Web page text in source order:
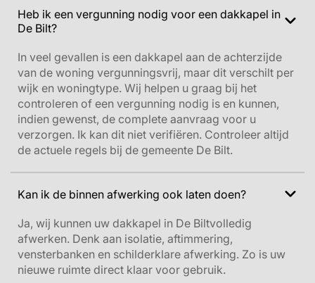
Heb ik een vergunning nodig voor een dakkapel in
De Bilt?
In veel gevallen is een dakkapel aan de achterzijde
van de woning vergunningsvrij, maar dit verschilt per
wijk en woningtype. Wij helpen u graag bij het
controleren of een vergunning nodig is en kunnen,
indien gewenst, de complete aanvraag voor u
verzorgen. Ik kan dit niet verifiëren. Controleer altijd
de actuele regels bij de gemeente De Bilt.
Kan ik de binnen afwerking ook laten doen?
Ja, wij kunnen uw dakkapel in De Biltvolledig
afwerken. Denk aan isolatie, aftimmering,
vensterbanken en schilderklare afwerking. Zo is uw
nieuwe ruimte direct klaar voor gebruik.